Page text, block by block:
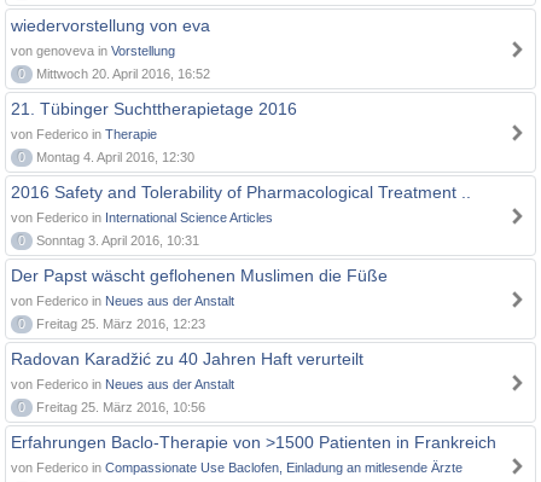
wiedervorstellung von eva
von genoveva in Vorstellung
0
Mittwoch 20. April 2016, 16:52
21. Tübinger Suchttherapietage 2016
von Federico in Therapie
0
Montag 4. April 2016, 12:30
2016 Safety and Tolerability of Pharmacological Treatment ..
von Federico in International Science Articles
0
Sonntag 3. April 2016, 10:31
Der Papst wäscht geflohenen Muslimen die Füße
von Federico in Neues aus der Anstalt
0
Freitag 25. März 2016, 12:23
Radovan Karadžić zu 40 Jahren Haft verurteilt
von Federico in Neues aus der Anstalt
0
Freitag 25. März 2016, 10:56
Erfahrungen Baclo-Therapie von >1500 Patienten in Frankreich
von Federico in Compassionate Use Baclofen, Einladung an mitlesende Ärzte